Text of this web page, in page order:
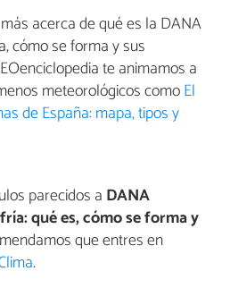
acerca de qué es la DANA
cómo se forma y sus
te animamos a
meteorológicos comoEl
de España: mapa, tipos y
parecidos a DANA
qué es, cómo se forma y
que entres en
.